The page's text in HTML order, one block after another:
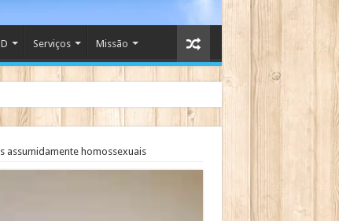
Serviços Missão
assumidamente homossexuais